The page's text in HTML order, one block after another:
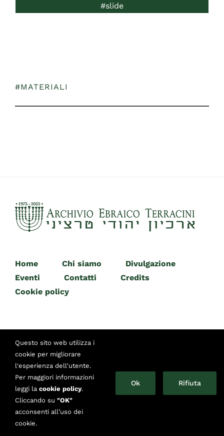
#slide
#MATERIALI
Home Chi siamo
Divulgazione
Eventi
Contatti
Credits
Cookie policy
© Copyright 2014 -2026 | Archivio Ebraico Terracini
Piazzetta Primo Levi 12 - Torino | Telefono: +39 011 650
83 32 | Email:
Questo sito web utilizza i
cookie per migliorare
l'esperienza dell'utente.
Per maggiori informazioni
leggi la cookie policy.
Cliccando su "OK"
acconsenti all’uso dei
cookie.
Ok Rifiuta